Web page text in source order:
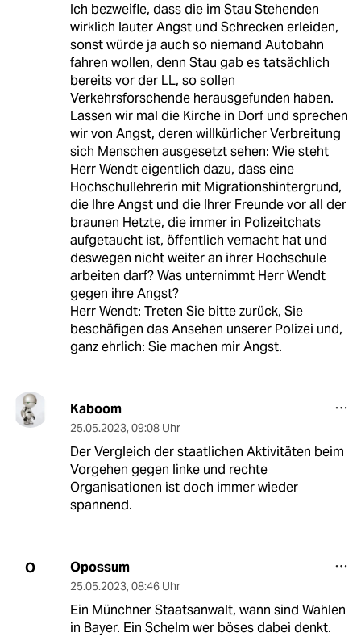
Ich bezweifle, dass die im Stau Stehenden
wirklich lauter Angst und Schrecken erleiden,
sonst würde ja auch so niemand Autobahn
fahren wollen, denn Stau gab es tatsächlich
bereits vor der LL, so sollen
Verkehrsforschende herausgefunden haben.
Lassen wir mal die Kirche in Dorf und sprechen
wir von Angst, deren willkürlicher Verbreitung
sich Menschen ausgesetzt sehen: Wie steht
Herr Wendt eigentlich dazu, dass eine
Hochschullehrerin mit Migrationshintergrund,
die Ihre Angst und die Ihrer Freunde vor all der
braunen Hetzte, die immer in Polizeitchats
aufgetaucht ist, öffentlich vemacht hat und
deswegen nicht weiter an ihrer Hochschule
arbeiten darf? Was unternimmt Herr Wendt
gegen ihre Angst?
Herr Wendt: Treten Sie bitte zurück, Sie
beschäfigen das Ansehen unserer Polizei und,
ganz ehrlich: Sie machen mir Angst.
Kaboom
25.05.2023, 09:08 Uhr
Der Vergleich der staatlichen Aktivitäten beim
Vorgehen gegen linke und rechte
Organisationen ist doch immer wieder
spannend.
O Opossum
25.05.2023, 08:46 Uhr
Ein Münchner Staatsanwalt, wann sind Wahlen
in Bayer. Ein Schelm wer böses dabei denkt.